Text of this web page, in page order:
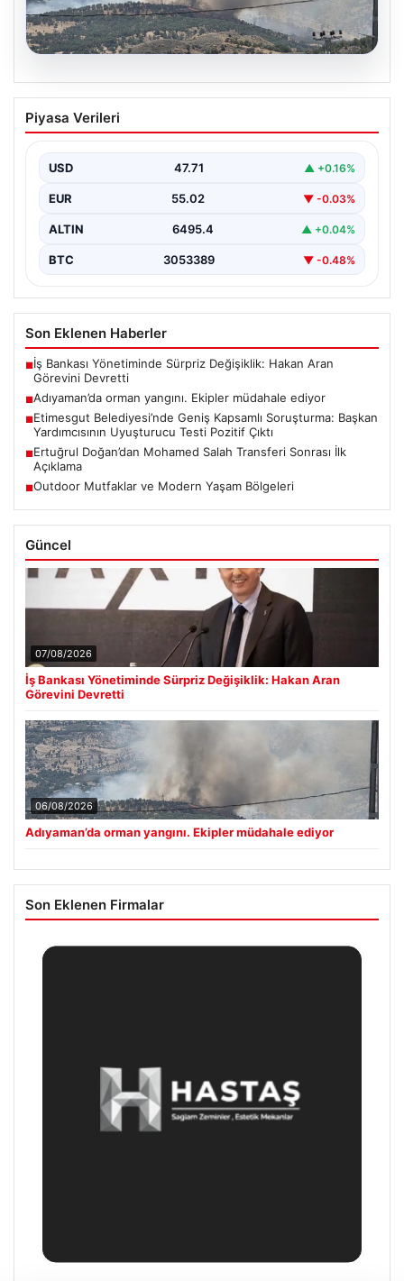
06.08.2026
Adıyaman’da orman yangını. Ekipler
müdahale ediyor
Alınmaya Çalışılıyor", "content": "Adıyaman iline bağlı
Gerger…
Piyasa Verileri
USD 47.71 ▲ +0.16%
EUR 55.02 ▼ -0.03%
ALTIN 6495.4 ▲ +0.04%
BTC 3053389 ▼ -0.48%
Son Eklenen Haberler
■İş Bankası Yönetiminde Sürpriz Değişiklik: Hakan Aran
Görevini Devretti
■Adıyaman’da orman yangını. Ekipler müdahale ediyor
■Etimesgut Belediyesi’nde Geniş Kapsamlı Soruşturma: Başkan
Yardımcısının Uyuşturucu Testi Pozitif Çıktı
■Ertuğrul Doğan’dan Mohamed Salah Transferi Sonrası İlk
Açıklama
■Outdoor Mutfaklar ve Modern Yaşam Bölgeleri
Güncel
07/08/2026
İş Bankası Yönetiminde Sürpriz Değişiklik: Hakan Aran
Görevini Devretti
06/08/2026
Adıyaman’da orman yangını. Ekipler müdahale ediyor
Son Eklenen Firmalar